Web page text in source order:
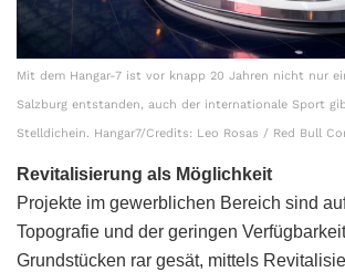
Mit dem Hangar-7 ist vor knapp 20 Jahren nicht nur
Salzburg entstanden, auch der internationale Sport
Stelldichein. Hangar7/Credits: Leo Rosas / Red Bull
Revitalisierung als Möglichkeit
Projekte im gewerblichen Bereich sind
Topografie und der geringen
Grundstücken rar gesät, mittels